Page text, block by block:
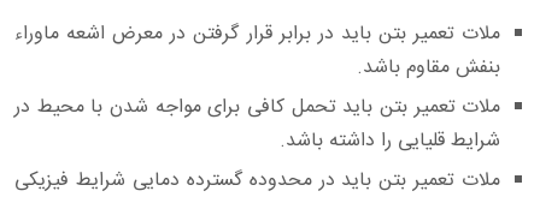
ملات تعمیر بتن باید در برابر قرار گرفتن در معرض اشعه ماوراء
بنفش مقاوم باشد.
ملات تعمیر بتن باید تحمل کافی برای مواجه شدن با محیط در
شرایط قلیایی را داشته باشد.
ملات تعمیر بتن باید در محدوده گسترده دمایی شرایط فیزیکی